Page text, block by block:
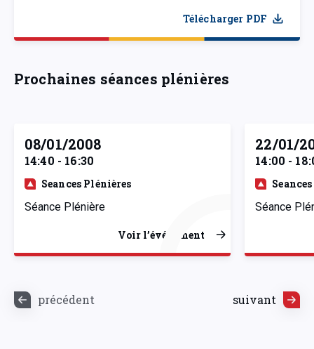
Télécharger PDF
Prochaines séances plénières
08/01/2008
14:40 - 16:30
Seances Plénières
Séance Plénière
Voir l’événement
22/01/
14:00 -
Séance
précédent suivant